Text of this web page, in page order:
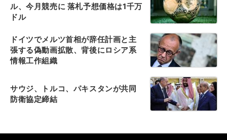
ル、今月競売に 落札予想価格は1千万
ドル
ドイツでメルツ首相が辞任計画と主
張する偽動画拡散、背後にロシア系
情報工作組織
サウジ、トルコ、パキスタンが共同
防衛協定締結